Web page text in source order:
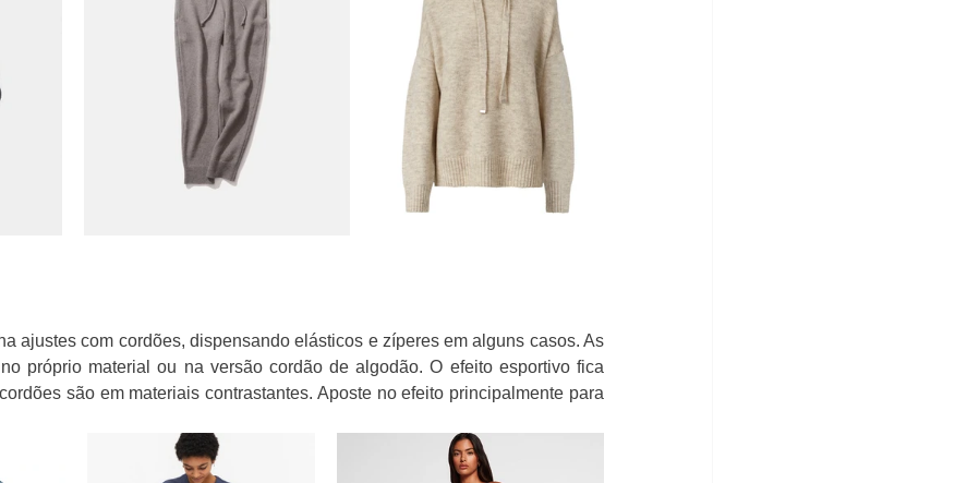
ajustes com cordões, dispensando elásticos e zíperes em alguns casos. As
próprio material ou na versão cordão de algodão. O efeito esportivo fica
são em materiais contrastantes. Aposte no efeito principalmente para